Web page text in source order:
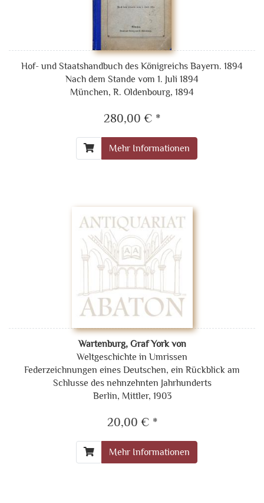
Hof- und Staatshandbuch des Königreichs Bayern. 1894
Nach dem Stande vom 1. Juli 1894
München, R. Oldenbourg, 1894
280,00 € *
Mehr Informationen
Wartenburg, Graf York von
Weltgeschichte in Umrissen
Federzeichnungen eines Deutschen, ein Rückblick am
Schlusse des nehnzehnten Jahrhunderts
Berlin, Mittler, 1903
20,00 € *
Mehr Informationen